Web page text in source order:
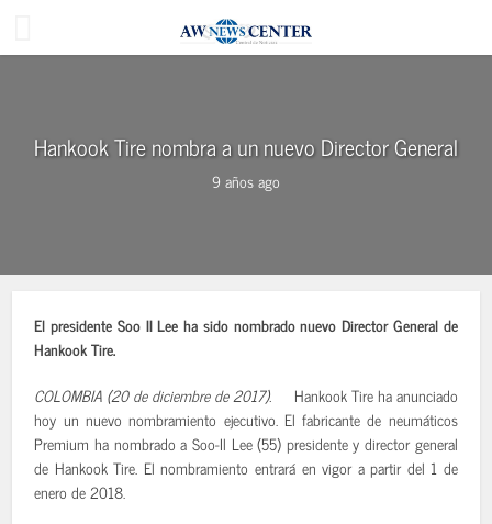
Hankook Tire nombra a un nuevo Director General
9 años ago
El presidente Soo II Lee ha sido nombrado nuevo Director General de
Hankook Tire.
COLOMBIA (20 de diciembre de 2017). Hankook Tire ha anunciado
hoy un nuevo nombramiento ejecutivo. El fabricante de neumáticos
Premium ha nombrado a Soo-Il Lee (55) presidente y director general
de Hankook Tire. El nombramiento entrará en vigor a partir del 1 de
enero de 2018.